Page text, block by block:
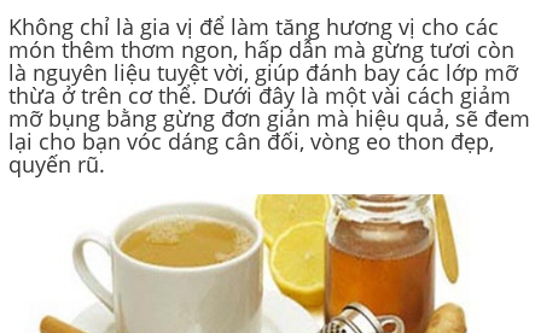
Không chỉ là gia vị để làm tăng hương vị cho các
món thêm thơm ngon, hấp dẫn mà gừng tươi còn
là nguyên liệu tuyệt vời, giúp đánh bay các lớp mỡ
thừa ở trên cơ thể. Dưới đây là một vài cách giảm
mỡ bụng bằng gừng đơn giản mà hiệu quả, sẽ đem
lại cho bạn vóc dáng cân đối, vòng eo thon đẹp,
quyến rũ.